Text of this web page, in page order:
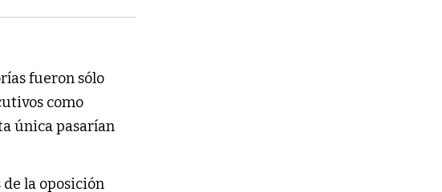
fueron sólo
como
única pasarían
de la oposición